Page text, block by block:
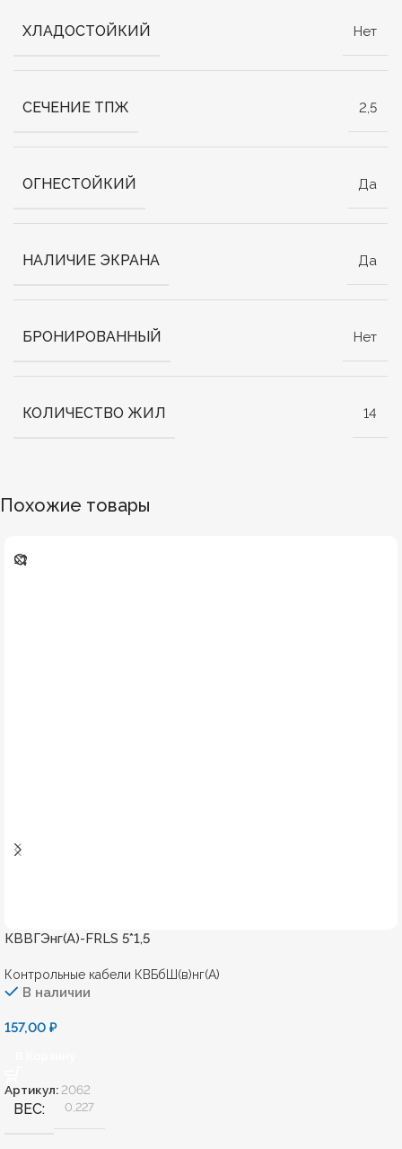
ХЛАДОСТОЙКИЙ Нет
СЕЧЕНИЕ ТПЖ 2,5
ОГНЕСТОЙКИЙ Да
НАЛИЧИЕ ЭКРАНА Да
БРОНИРОВАННЫЙ Нет
КОЛИЧЕСТВО ЖИЛ 14
Похожие товары
КВВГЭнг(А)-FRLS 5*1,5
Контрольные кабели КВБбШ(в)нг(А)
В наличии
157,00 ₽
Артикул: 2062
ВЕС 0,227